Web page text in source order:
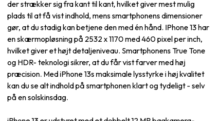
der strækker sig fra kant til kant, hvilket giver mest mulig
plads til at få vist indhold, mens smartphonens dimensioner
gør, at du stadig kan betjene den med én hånd. IPhone 13 har
en skærmopløsning på 2532 x 1170 med 460 pixel per inch,
hvilket giver et højt detaljeniveau. Smartphonens True Tone
og HDR- teknologi sikrer, at du får vist farver med høj
præcision. Med iPhone 13s maksimale lysstyrke i høj kvalitet
kan du se alt indhold på smartphonen klart og tydeligt - selv
på en solskinsdag.